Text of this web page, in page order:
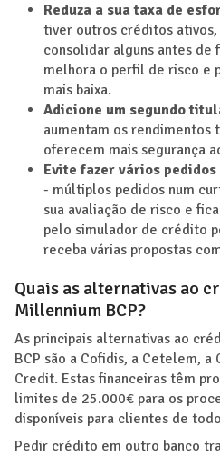
Reduza a sua taxa de
tiver outros créditos
consolidar alguns antes de
melhora o perfil de risco e
mais baixa.
Adicione um segundo
aumentam os rendimentos
oferecem mais segurança
Evite fazer vários
- múltiplos pedidos num
sua avaliação de risco e
pelo simulador de crédito
receba várias propostas
Quais as alternativas ao
Millennium BCP?
As principais alternativas ao
BCP são a Cofidis, a Cetelem, a
Credit. Estas financeiras têm
limites de 25.000€ para os
disponíveis para clientes de
Pedir crédito em outro banco